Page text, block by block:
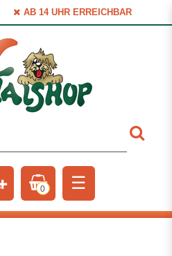
AB 14 UHR ERREICHBAR
0 ☰